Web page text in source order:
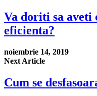
Va doriti sa aveti
eficienta?
noiembrie 14, 2019
Next Article
Cum se